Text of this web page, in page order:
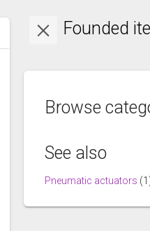
Founded
Browse
See also
Pneumatic actuators